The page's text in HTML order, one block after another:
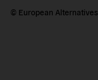
© European Alternatives